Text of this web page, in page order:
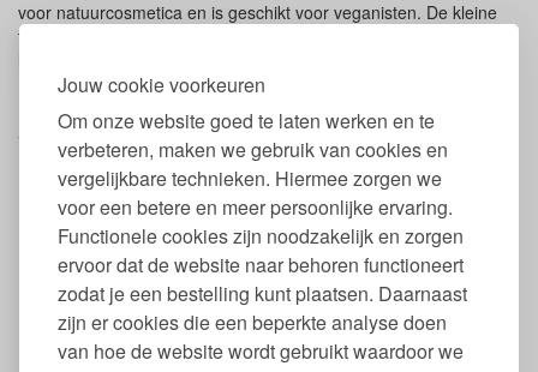
Jouw cookie voorkeuren
Om onze website goed te laten werken en te
verbeteren, maken we gebruik van cookies en
vergelijkbare technieken. Hiermee zorgen we
voor een betere en meer persoonlijke ervaring.
Functionele cookies zijn noodzakelijk en zorgen
ervoor dat de website naar behoren functioneert
zodat je een bestelling kunt plaatsen. Daarnaast
zijn er cookies die een beperkte analyse doen
van hoe de website wordt gebruikt waardoor we
voor natuurcosmetica en is geschikt voor veganisten. De kleine
tube met een inhoud van 30 ml is ideaal is voor onderweg in de
Eigenschappen Calendula Billenbalsem
van Weleda
Inhoud: 30 ml.
Van 100% natuurlijke ingrediënten
Met extract van Calendula en kamille
Vrij van parabenen, synthetische conserveermiddelen,
synthetische geurstoffen en ftalaten
Beschermt huid tegen luieruitslag
Verzorgend en verzachtend
Dierproef-vrij